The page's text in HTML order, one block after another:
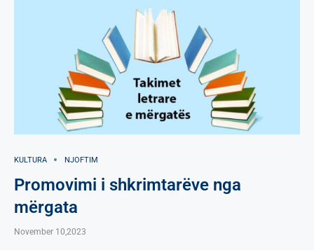
KULTURA NJOFTIM
Promovimi i shkrimtarëve nga
mërgata
November 10,2023